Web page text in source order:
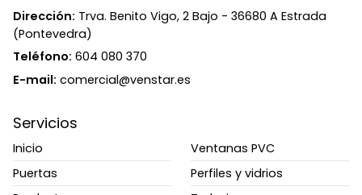
Dirección: Trva. Benito Vigo, 2 Bajo - 36680 A Estrada
(Pontevedra)
Teléfono: 604 080 370
E-mail: comercial@venstar.es
Servicios
Inicio
Ventanas PVC
Puertas
Perfiles y vidrios